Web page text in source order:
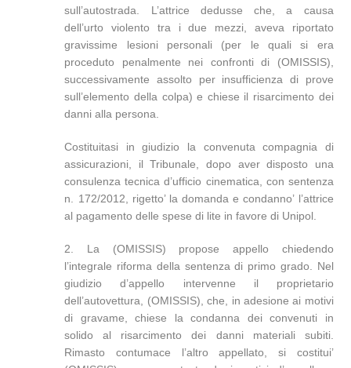
sull’autostrada. L’attrice dedusse che, a causa
dell’urto violento tra i due mezzi, aveva riportato
gravissime lesioni personali (per le quali si era
proceduto penalmente nei confronti di (OMISSIS),
successivamente assolto per insufficienza di prove
sull’elemento della colpa) e chiese il risarcimento dei
danni alla persona.
Costituitasi in giudizio la convenuta compagnia di
assicurazioni, il Tribunale, dopo aver disposto una
consulenza tecnica d’ufficio cinematica, con sentenza
n. 172/2012, rigetto’ la domanda e condanno’ l’attrice
al pagamento delle spese di lite in favore di Unipol.
2. La (OMISSIS) propose appello chiedendo
l’integrale riforma della sentenza di primo grado. Nel
giudizio d’appello intervenne il proprietario
dell’autovettura, (OMISSIS), che, in adesione ai motivi
di gravame, chiese la condanna dei convenuti in
solido al risarcimento dei danni materiali subiti.
Rimasto contumace l’altro appellato, si costitui’